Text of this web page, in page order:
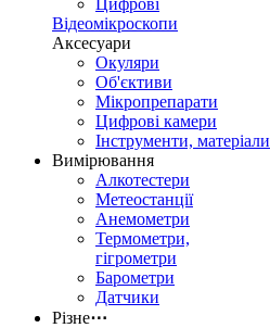
Цифрові
Відеомікроскопи
Аксесуари
Окуляри
Об'єктиви
Мікропрепарати
Цифрові камери
Інструменти, матеріали
Вимірювання
Алкотестери
Метеостанції
Анемометри
Термометри,
гігрометри
Барометри
Датчики
Різне⋯